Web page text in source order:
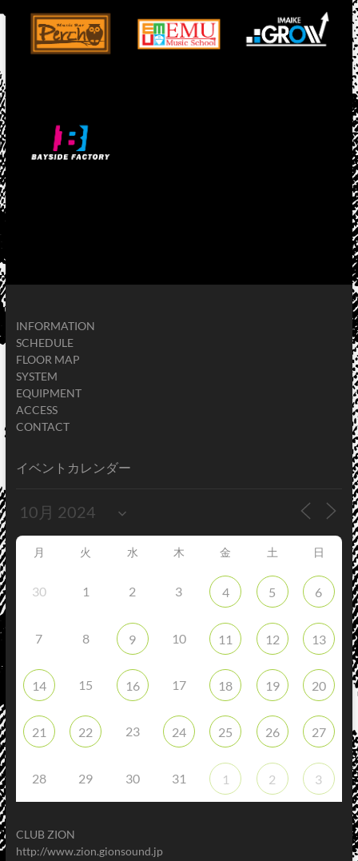
INFORMATION
SCHEDULE
FLOOR MAP
SYSTEM
EQUIPMENT
ACCESS
CONTACT
イベントカレンダー
月 火 水 木 金 土 日
30 1 2 3 4 5 6
7 8 9 10 11 12 13
14 15 16 17 18 19 20
21 22 23 24 25 26 27
28 29 30 31 1 2 3
CLUB ZION
http://www.zion.gionsound.jp